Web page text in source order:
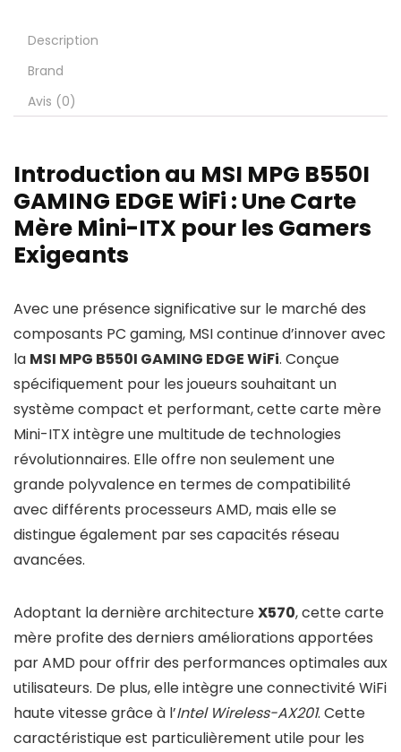
Description
Brand
Avis (0)
Introduction au MSI MPG B550I
GAMING EDGE WiFi : Une Carte
Mère Mini-ITX pour les Gamers
Exigeants
Avec une présence significative sur le marché des
composants PC gaming, MSI continue d’innover avec
la MSI MPG B550I GAMING EDGE WiFi. Conçue
spécifiquement pour les joueurs souhaitant un
système compact et performant, cette carte mère
Mini-ITX intègre une multitude de technologies
révolutionnaires. Elle offre non seulement une
grande polyvalence en termes de compatibilité
avec différents processeurs AMD, mais elle se
distingue également par ses capacités réseau
avancées.
Adoptant la dernière architectureX570, cette carte
mère profite des derniers améliorations apportées
par AMD pour offrir des performances optimales aux
utilisateurs. De plus, elle intègre une connectivité WiFi
haute vitesse grâce à l’Intel Wireless-AX201. Cette
caractéristique est particulièrement utile pour les